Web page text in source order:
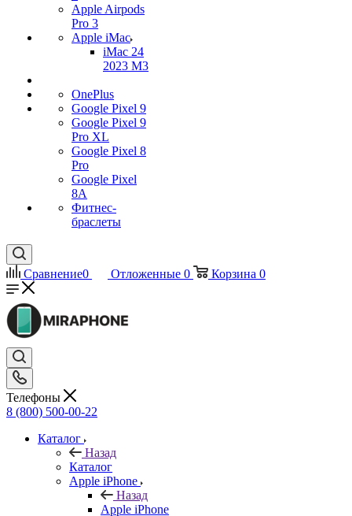
Apple Airpods
Pro 3
Apple iMac
iMac 24
2023 M3
OnePlus
Google Pixel 9
Google Pixel 9
Pro XL
Google Pixel 8
Pro
Google Pixel
8A
Фитнес-
браслеты
Сравнение0 Отложенные 0 Корзина 0
Телефоны
8 (800) 500-00-22
Каталог
Назад
Каталог
Apple iPhone
Назад
Apple iPhone